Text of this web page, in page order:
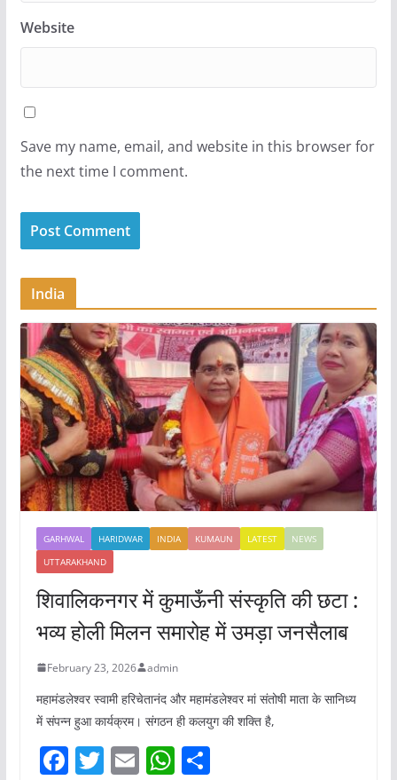
Website
Save my name, email, and website in this browser for
the next time I comment.
India
GARHWAL HARIDWAR INDIA KUMAUN LATEST
NEWS
UTTARAKHAND
शिवालिकनगर में कुमाऊँनी संस्कृति की छटा :
भव्य होली मिलन समारोह में उमड़ा जनसैलाब
February 23, 2026 admin
महामंडलेश्वर स्वामी हरिचेतानंद और महामंडलेश्वर मां संतोषी माता के सानिध्य
में संपन्न हुआ कार्यक्रम। संगठन ही कलयुग की शक्ति है,
F T E W S